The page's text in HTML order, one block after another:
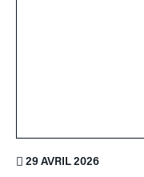
29 AVRIL 2026